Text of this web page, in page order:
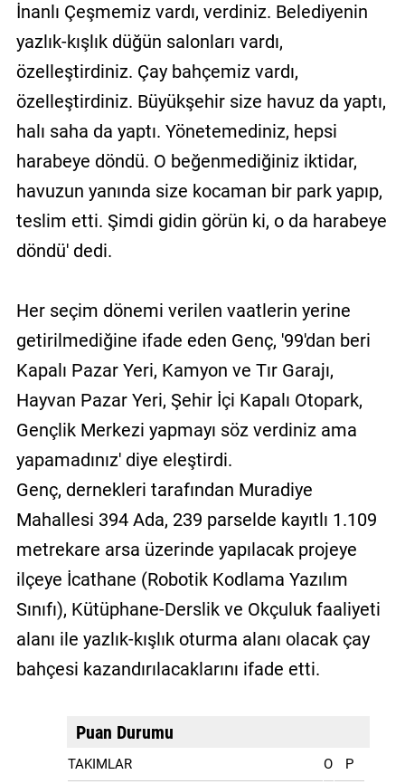
İnanlı Çeşmemiz vardı, verdiniz. Belediyenin
yazlık-kışlık düğün salonları vardı,
özelleştirdiniz. Çay bahçemiz vardı,
özelleştirdiniz. Büyükşehir size havuz da yaptı,
halı saha da yaptı. Yönetemediniz, hepsi
harabeye döndü. O beğenmediğiniz iktidar,
havuzun yanında size kocaman bir park yapıp,
teslim etti. Şimdi gidin görün ki, o da harabeye
döndü' dedi.
Her seçim dönemi verilen vaatlerin yerine
getirilmediğine ifade eden Genç, '99'dan beri
Kapalı Pazar Yeri, Kamyon ve Tır Garajı,
Hayvan Pazar Yeri, Şehir İçi Kapalı Otopark,
Gençlik Merkezi yapmayı söz verdiniz ama
yapamadınız' diye eleştirdi.
Genç, dernekleri tarafından Muradiye
Mahallesi 394 Ada, 239 parselde kayıtlı 1.109
metrekare arsa üzerinde yapılacak projeye
ilçeye İcathane (Robotik Kodlama Yazılım
Sınıfı), Kütüphane-Derslik ve Okçuluk faaliyeti
alanı ile yazlık-kışlık oturma alanı olacak çay
bahçesi kazandırılacaklarını ifade etti.
Puan Durumu
TAKIMLAR O P